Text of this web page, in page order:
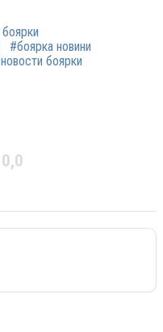
#боярка новини
боярки
0,0